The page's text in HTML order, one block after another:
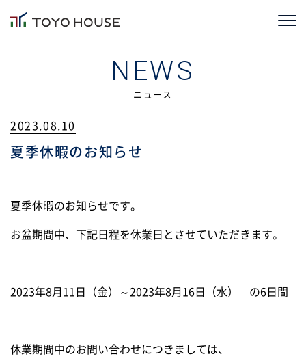
TOYOHOUSEの家づくり
施工事例
会社情報
ニュース
営業時間／9：00〜17：30
定休日／土日祝
NEWS
ニュース
2023.08.10
夏季休暇のお知らせ
夏季休暇のお知らせです。
お盆期間中、下記日程を休業日とさせていただきます。
2023年8月11日（金）～2023年8月16日（水） の6日間
休業期間中のお問い合わせにつきましては、